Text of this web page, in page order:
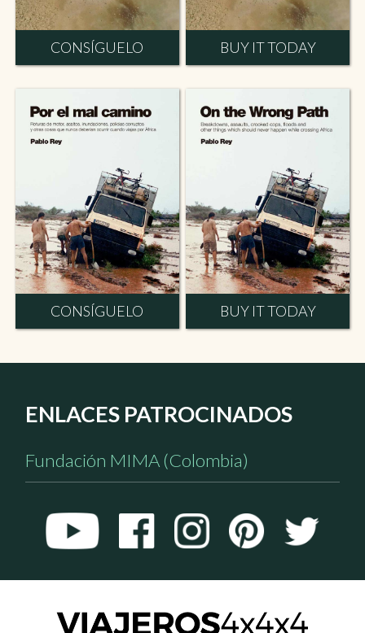
CONSÍGUELO BUY IT TODAY
CONSÍGUELO BUY IT TODAY
ENLACES PATROCINADOS
Fundación MIMA (Colombia)